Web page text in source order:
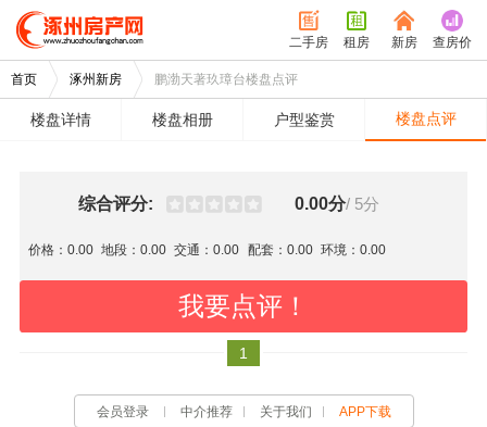
二手房 租房 新房 查房价
首页 涿州新房 鹏渤天著玖璋台楼盘点评
楼盘详情 楼盘相册 户型鉴赏 楼盘点评
综合评分: 0.00分/ 5分
价格：0.00 地段：0.00 交通：0.00 配套：0.00 环境：0.00
我要点评！
1
会员登录 中介推荐 关于我们 APP下载